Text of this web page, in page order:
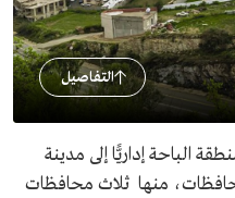
التفاصيل
الباحة إداريًّا إلى مدينة
منها ثلاث محافظات